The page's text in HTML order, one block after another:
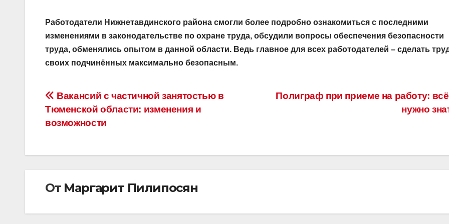
Работодатели Нижнетавдинского района смогли более подробно ознакомиться с последними
изменениями в законодательстве по охране труда, обсудили вопросы обеспечения безопасности
труда, обменялись опытом в данной области. Ведь главное для всех работодателей – сделать
своих подчинённых максимально безопасным.
Навигация
по
Полиграф при приеме на работу:
нужно
Вакансий с частичной занятостью в
Тюменской области: изменения и
возможности
От Маргарит Пилипосян